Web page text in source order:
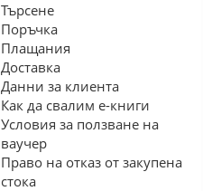
Търсене
Поръчка
Плащания
Доставка
Данни за клиента
Как да свалим е-книги
Условия за ползване на
ваучер
Право на отказ от закупена
стока